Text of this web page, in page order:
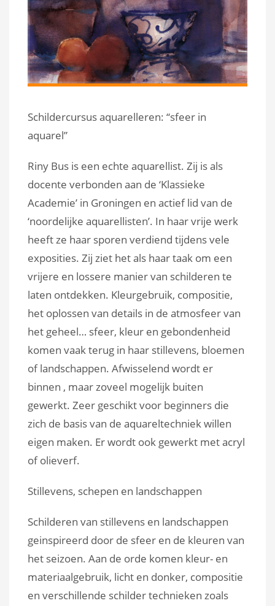
Schildercursus aquarelleren: “sfeer in
aquarel”
Riny Bus is een echte aquarellist. Zij is als
docente verbonden aan de ‘Klassieke
Academie’ in Groningen en actief lid van de
‘noordelijke aquarellisten’. In haar vrije werk
heeft ze haar sporen verdiend tijdens vele
exposities. Zij ziet het als haar taak om een
vrijere en lossere manier van schilderen te
laten ontdekken. Kleurgebruik, compositie,
het oplossen van details in de atmosfeer van
het geheel… sfeer, kleur en gebondenheid
komen vaak terug in haar stillevens, bloemen
of landschappen. Afwisselend wordt er
binnen , maar zoveel mogelijk buiten
gewerkt. Zeer geschikt voor beginners die
zich de basis van de aquareltechniek willen
eigen maken. Er wordt ook gewerkt met acryl
of olieverf.
Stillevens, schepen en landschappen
Schilderen van stillevens en landschappen
geinspireerd door de sfeer en de kleuren van
het seizoen. Aan de orde komen kleur- en
materiaalgebruik, licht en donker, compositie
en verschillende schilder technieken zoals